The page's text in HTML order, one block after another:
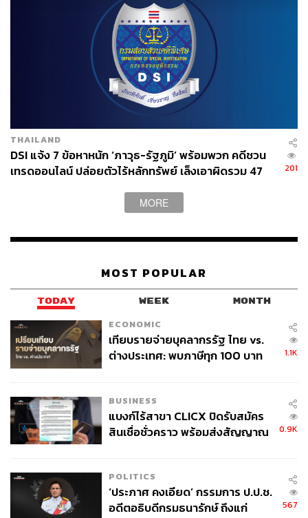
THAILAND
DSI แจ้ง 7 ข้อหาหนัก ‘ภาวุธ-รัฐภูมิ’ พร้อมพวก คดีชวน
เทรดออนไลน์ ปล่อยตัวไร้หลักทรัพย์ เล็งเอาผิดรวม 47
201
MORE
MOST POPULAR
TODAY WEEK MONTH
ECONOMIC
เทียบรายจ่ายบุคลากรรัฐ ไทย vs.
ต่างประเทศ: พบภาษีทุก 100 บาท
1.1K
BUSINESS
แบงก์ไร้สาขา CLICX ปิดรับสมัคร
สินเชื่อชั่วคราว พร้อมส่งสัญญาณ
0.9K
POLITICS
‘ประภาศ คงเอียด’ กรรมการ ป.ป.ช.
อดีตอธิบดีกรมธนารักษ์ ถึงแก่
567